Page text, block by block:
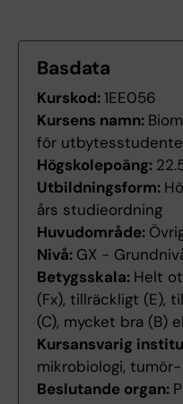
Basdata
Kurskod:1EE056
Kursens namn:
för
Högskolepoäng:
Utbildningsform:
års studieordning
Huvudområde:
Nivå: GX -
Betygsskala: Helt
(Fx), tillräckligt (E),
(C), mycket bra (B)
Kursansvarig
mikrobiologi,
Beslutande organ: